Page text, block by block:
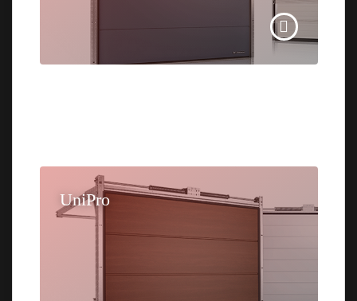
UniPro